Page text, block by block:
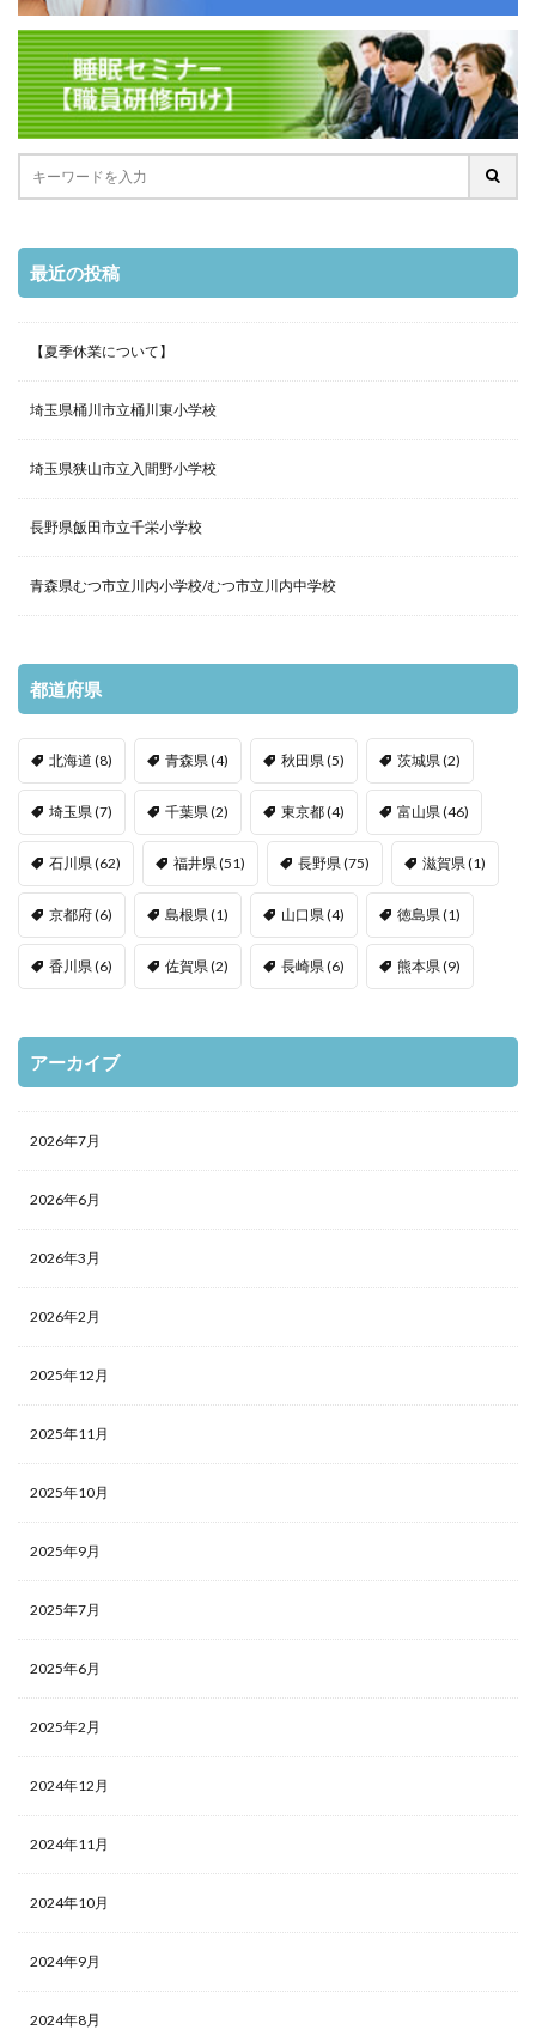
最近の投稿
【夏季休業について】
埼玉県桶川市立桶川東小学校
埼玉県狭山市立入間野小学校
長野県飯田市立千栄小学校
青森県むつ市立川内小学校/むつ市立川内中学校
都道府県
北海道 (8) 青森県 (4) 秋田県 (5) 茨城県 (2)
埼玉県 (7) 千葉県 (2) 東京都(4) 富山県 (46)
石川県 (62) 福井県 (51) 長野県 (75) 滋賀県 (1)
京都府(6) 島根県 (1) 山口県 (4) 徳島県 (1)
香川県 (6) 佐賀県 (2) 長崎県 (6) 熊本県 (9)
アーカイブ
2026年7月
2026年6月
2026年3月
2026年2月
2025年12月
2025年11月
2025年10月
2025年9月
2025年7月
2025年6月
2025年2月
2024年12月
2024年11月
2024年10月
2024年9月
2024年8月